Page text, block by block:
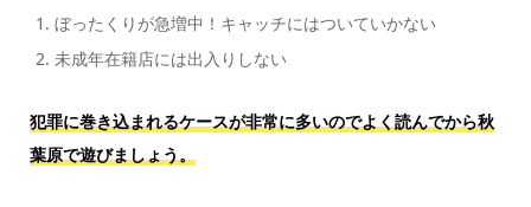
ぼったくりが急増中！キャッチにはついていかない
未成年在籍店には出入りしない
犯罪に巻き込まれるケースが非常に多いのでよく読んでから秋
葉原で遊びましょう。